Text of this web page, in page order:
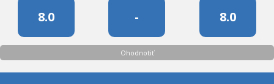
8.0 - 8.0
Ohodnotiť